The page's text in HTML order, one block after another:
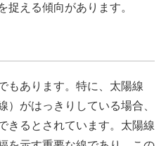
捉える傾向があります。
もあります。特に、太陽線
）がはっきりしている場合、
きるとされています。太陽線